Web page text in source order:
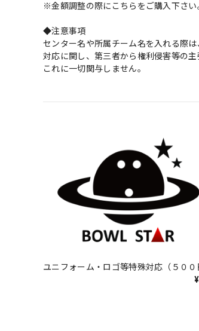
※金額調整の際にこちらをご購入下さい
◆注意事項
センター名や所属チーム名を入れる際
対応に関し、第三者から権利侵害等の
これに一切関与しません。
ユニフォーム・ロゴ等特殊対応（５００